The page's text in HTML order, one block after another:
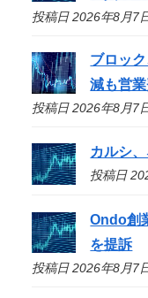
投稿日 2026年8月7
ブロッ
減も営
投稿日 2026年8月7
カルシ
投稿日
Ondo創
を提訴
投稿日 2026年8月7